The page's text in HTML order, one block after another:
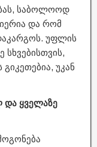
საბოლოოდ
და რომ
უფლის
სხვებისთვის,
უკან
და ყველაზე